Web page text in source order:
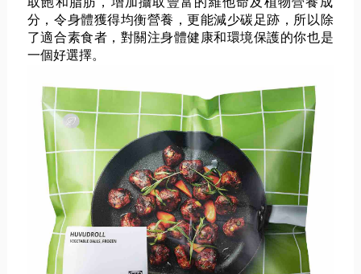
取飽和脂肪， 增加攝取豐富的維他命及植物營養成
分，令身體獲得均衡營養， 更能減少碳足跡，所以除
了適合素食者， 對關注身體健康和環境保護的你也是
一個好選擇。